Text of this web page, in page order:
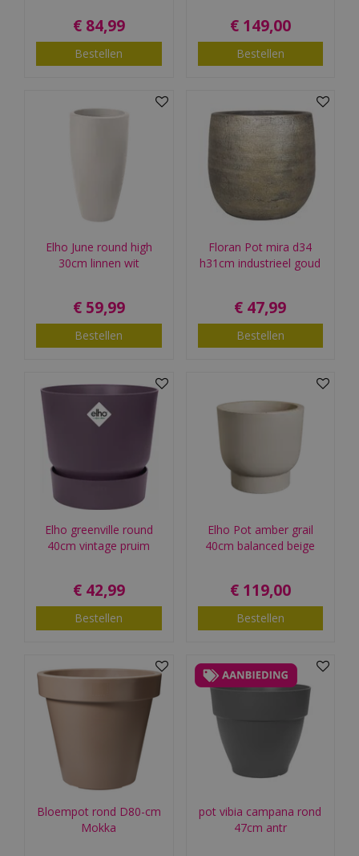
€ 84,99
Bestellen
€ 149,00
Bestellen
Elho June round high
30cm linnen wit
€ 59,99
Bestellen
Floran Pot mira d34
h31cm industrieel goud
€ 47,99
Bestellen
Elho greenville round
40cm vintage pruim
€ 42,99
Bestellen
Elho Pot amber grail
40cm balanced beige
€ 119,00
Bestellen
Bloempot rond D80-cm
Mokka
pot vibia campana rond
47cm antr